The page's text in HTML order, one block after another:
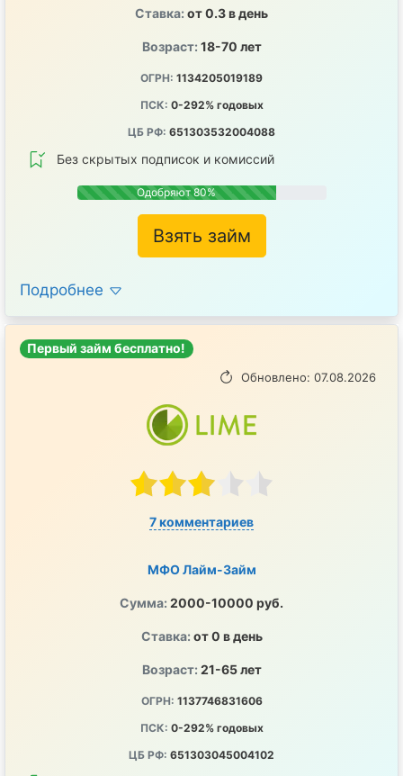
Ставка: от 0.3 в день
Возраст: 18-70 лет
ОГРН: 1134205019189
ПСК: 0-292% годовых
ЦБ РФ: 651303532004088
Без скрытых подписок и комиссий
Одобряют 80%
Взять займ
Подробнее
Первый займ бесплатно!
Обновлено: 07.08.2026
7 комментариев
МФО Лайм-Займ
Сумма: 2000-10000 руб.
Ставка: от 0 в день
Возраст: 21-65 лет
ОГРН: 1137746831606
ПСК: 0-292% годовых
ЦБ РФ: 651303045004102